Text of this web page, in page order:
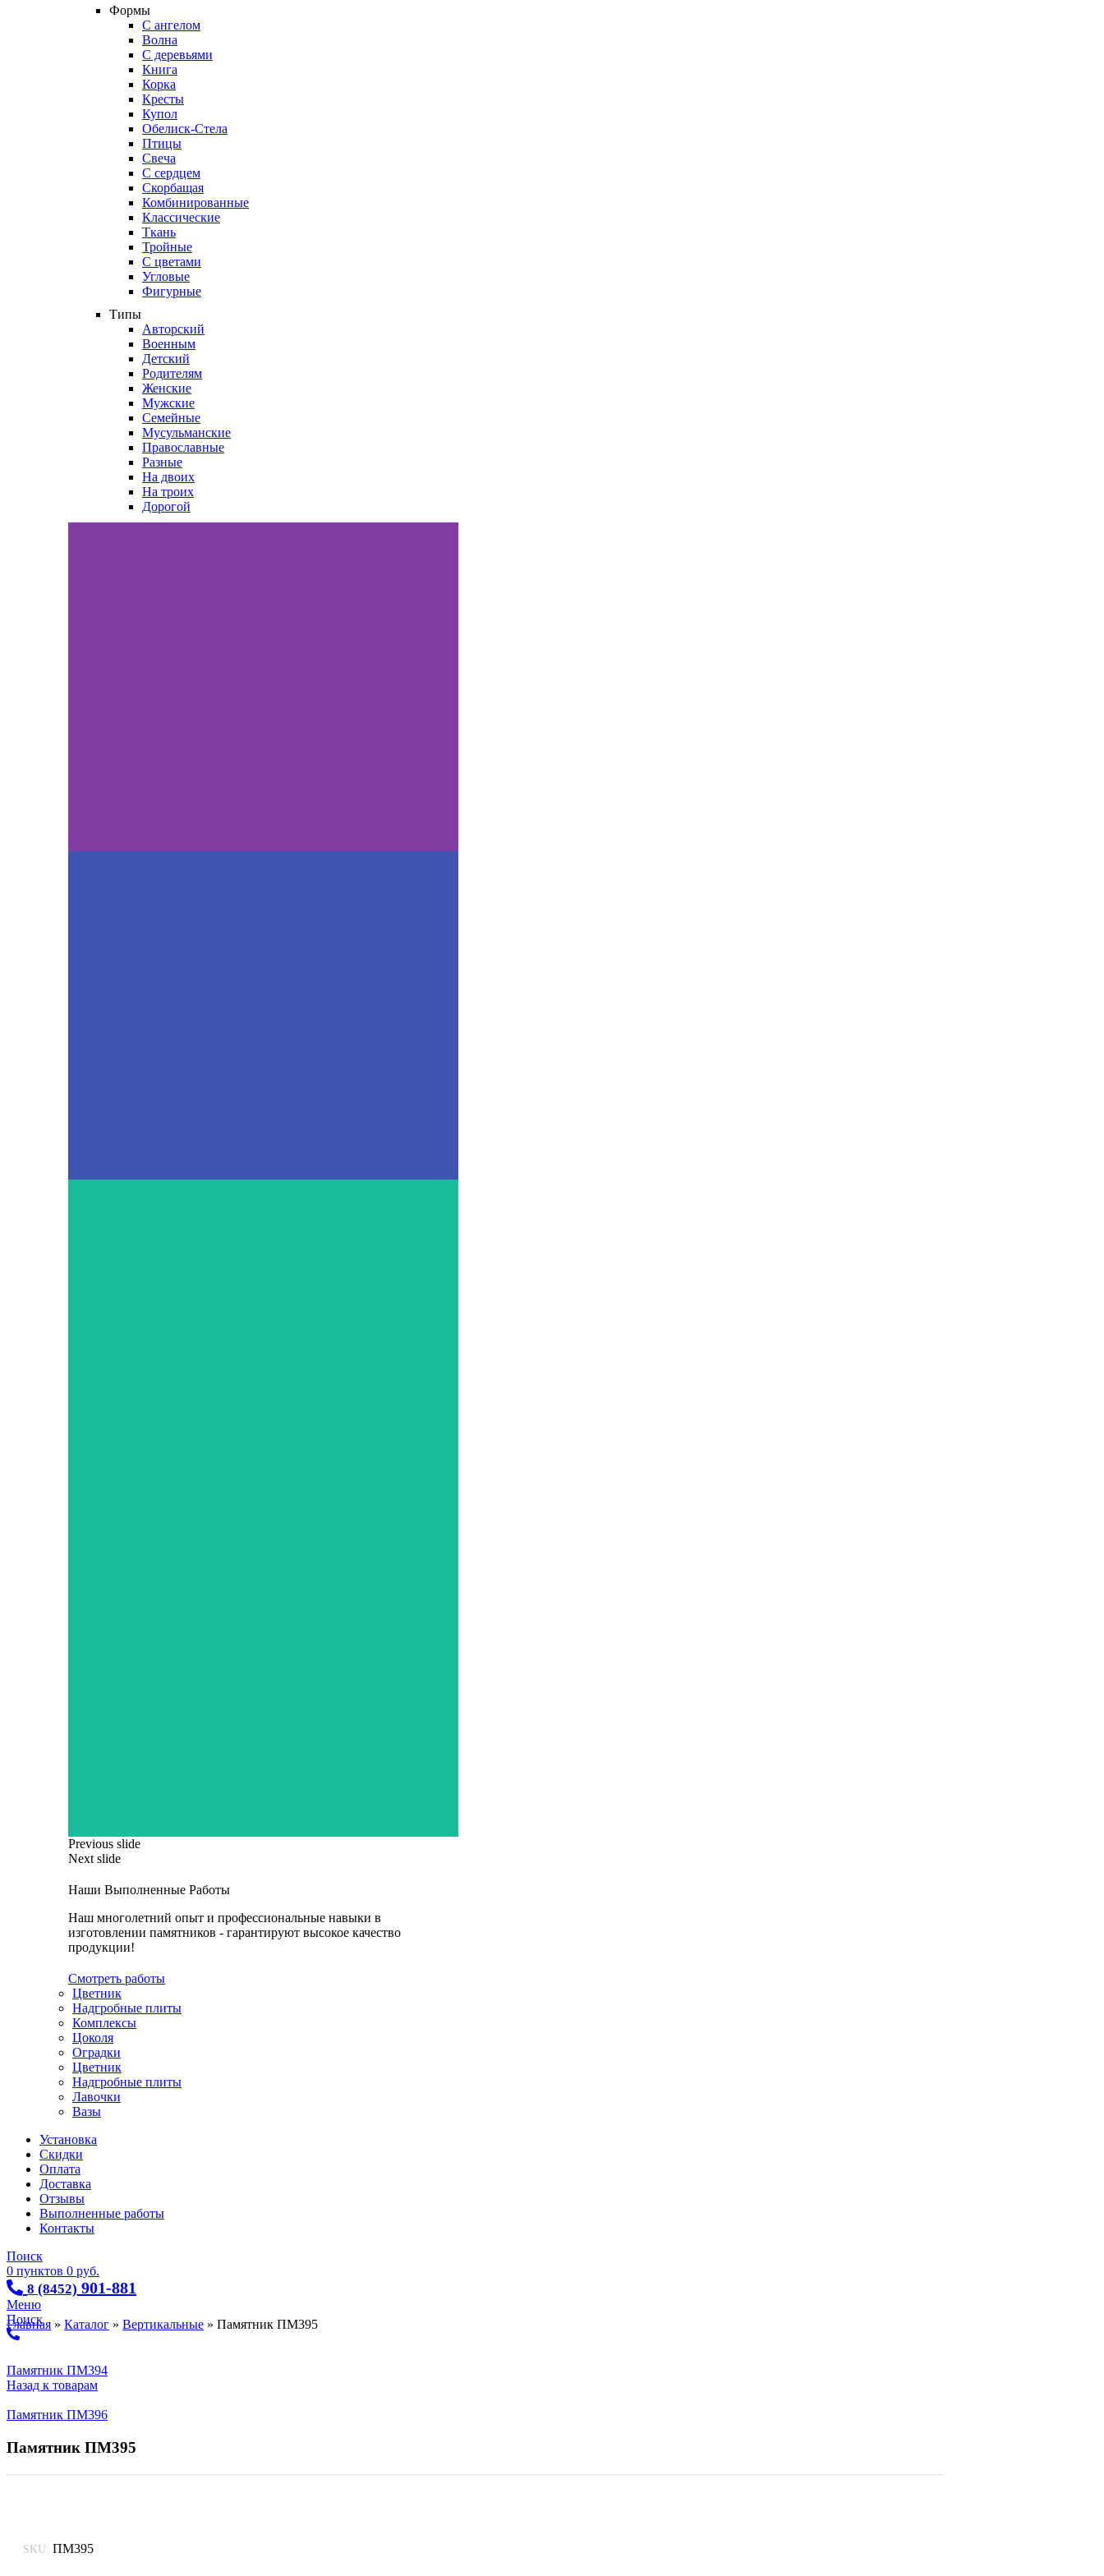
Формы
С ангелом
Волна
С деревьями
Книга
Корка
Кресты
Купол
Обелиск-Стела
Птицы
Свеча
С сердцем
Скорбащая
Комбинированные
Классические
Ткань
Тройные
С цветами
Угловые
Фигурные
Типы
Авторский
Военным
Детский
Родителям
Женские
Мужские
Семейные
Мусульманские
Православные
Разные
На двоих
На троих
Дорогой
Previous slide
Next slide
Наши Выполненные Работы
Наш многолетний опыт и профессиональные навыки в
изготовлении памятников - гарантируют высокое качество
продукции!
Смотреть работы
Цветник
Надгробные плиты
Комплексы
Цоколя
Оградки
Цветник
Надгробные плиты
Лавочки
Вазы
Установка
Скидки
Оплата
Доставка
Отзывы
Выполненные работы
Контакты
Поиск
0 пунктов 0 руб.
8 (8452) 901-881
Меню
Поиск
Главная » Каталог » Вертикальные » Памятник ПМ395
Памятник ПМ394
Назад к товарам
Памятник ПМ396
Памятник ПМ395
SKU: ПМ395